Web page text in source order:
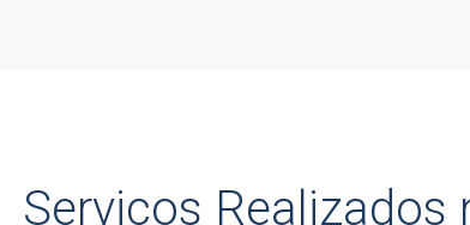
Serviços